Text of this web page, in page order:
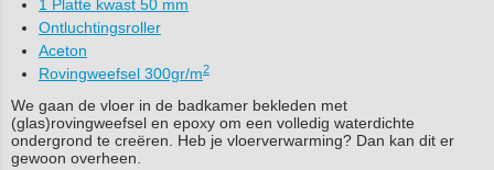
1 Platte kwast 50 mm
Ontluchtingsroller
Aceton
Rovingweefsel 300gr/m2
We gaan de vloer in de badkamer bekleden met
(glas)rovingweefsel en epoxy om een volledig waterdichte
ondergrond te creëren. Heb je vloerverwarming? Dan kan dit er
gewoon overheen.